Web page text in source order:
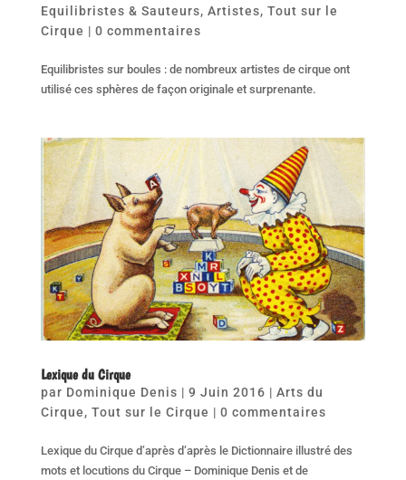
Equilibristes & Sauteurs, Artistes, Tout sur le
Cirque | 0 commentaires
Equilibristes sur boules : de nombreux artistes de cirque ont
utilisé ces sphères de façon originale et surprenante.
Lexique du Cirque
par Dominique Denis | 9 Juin 2016 | Arts du
Cirque, Tout sur le Cirque | 0 commentaires
Lexique du Cirque d’après d’après le Dictionnaire illustré des
mots et locutions du Cirque – Dominique Denis et de